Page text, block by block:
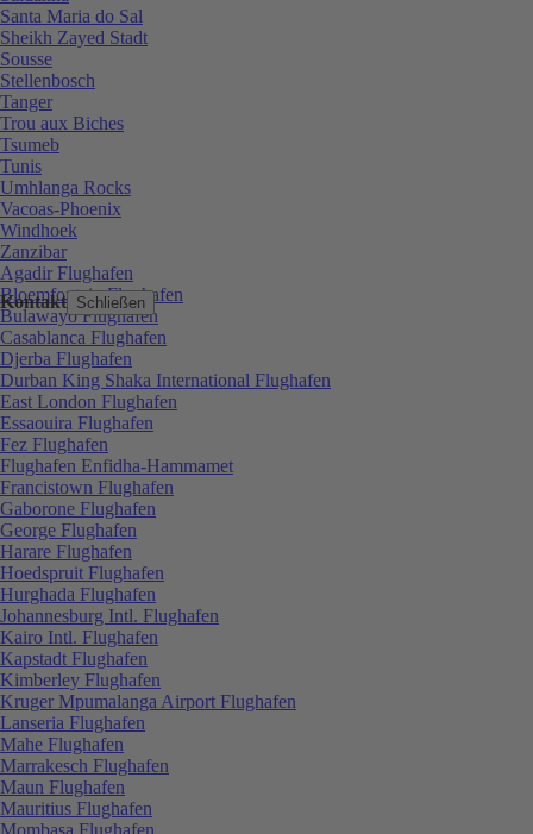
Kontakt Schließen
Santa Maria do Sal
Sheikh Zayed Stadt
Sousse
Stellenbosch
Tanger
Trou aux Biches
Tsumeb
Tunis
Umhlanga Rocks
Vacoas-Phoenix
Windhoek
Zanzibar
Agadir Flughafen
Bloemfontein Flughafen
Bulawayo Flughafen
Casablanca Flughafen
Djerba Flughafen
Durban King Shaka International Flughafen
East London Flughafen
Essaouira Flughafen
Fez Flughafen
Flughafen Enfidha-Hammamet
Francistown Flughafen
Gaborone Flughafen
George Flughafen
Harare Flughafen
Hoedspruit Flughafen
Hurghada Flughafen
Johannesburg Intl. Flughafen
Kairo Intl. Flughafen
Kapstadt Flughafen
Kimberley Flughafen
Kruger Mpumalanga Airport Flughafen
Lanseria Flughafen
Mahe Flughafen
Marrakesch Flughafen
Maun Flughafen
Mauritius Flughafen
Mombasa Flughafen